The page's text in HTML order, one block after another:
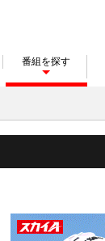
番組を探す